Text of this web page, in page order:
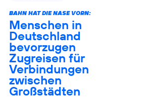
BAHN HAT DIE NASE VORN:
Menschen in
Deutschland
bevorzugen
Zugreisen für
Verbindungen
zwischen
Großstädten